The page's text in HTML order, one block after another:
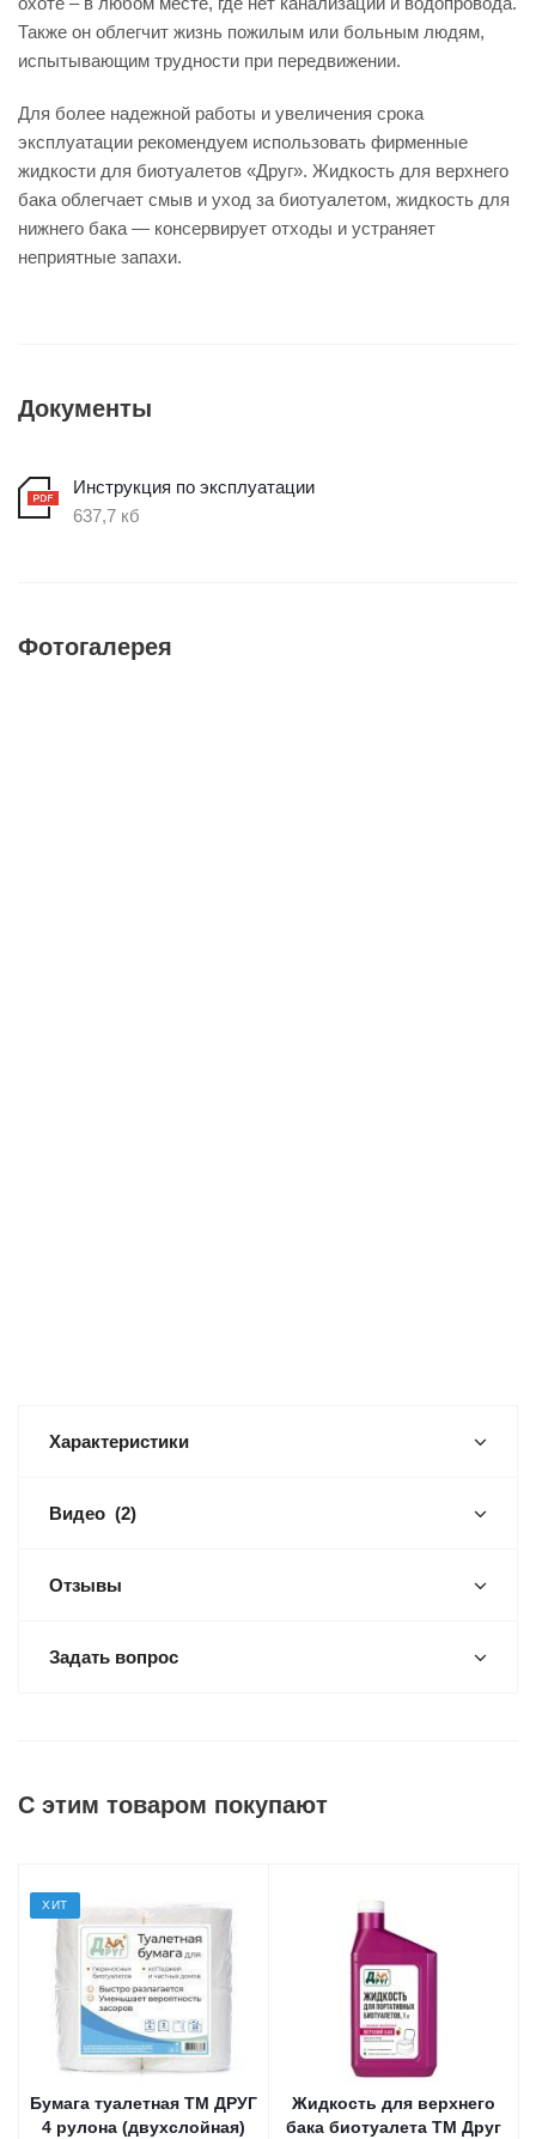
Также он облегчит жизнь пожилым или больным людям,
испытывающим трудности при передвижении.
Для более надежной работы и увеличения срока
эксплуатации рекомендуем использовать фирменные
жидкости для биотуалетов «Друг». Жидкость для верхнего
бака облегчает смыв и уход за биотуалетом, жидкость для
нижнего бака — консервирует отходы и устраняет
неприятные запахи.
Документы
Инструкция по эксплуатации
637,7 кб
Фотогалерея
Характеристики
Видео (2)
Отзывы
Задать вопрос
С этим товаром покупают
ХИТ
Бумага туалетная ТМ ДРУГ
4 рулона (двухслойная)
Жидкость для верхнего
бака биотуалета ТМ Друг